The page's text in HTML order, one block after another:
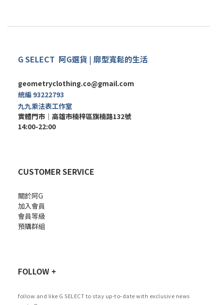
G SELECT 阿G選貨 | 廓型寬鬆的生活
geometryclothing.co@gmail.com
統編 93222793
九九乘法表工作室
實體門市｜ 高雄市楠梓區旗楠路132號
14:00-22:00
CUSTOMER SERVICE
關於阿G
加入會員
會員等級
預購群組
FOLLOW +
follow and like G SELECT to stay up-to-date with exclusive news